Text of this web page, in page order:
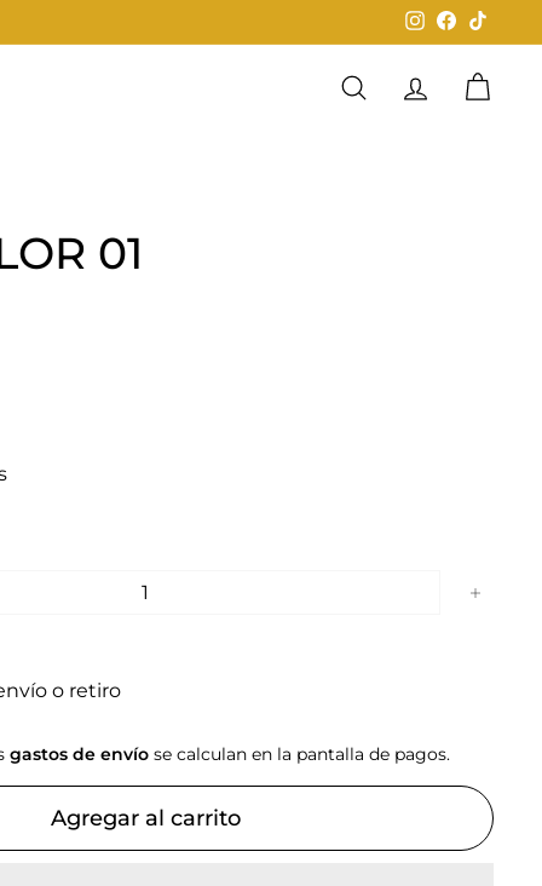
Instagram
Facebook
Buscar CuentaCarrito
01
o retiro
gastos de envío se calculan en la pantalla de pagos.
Agregar al carrito